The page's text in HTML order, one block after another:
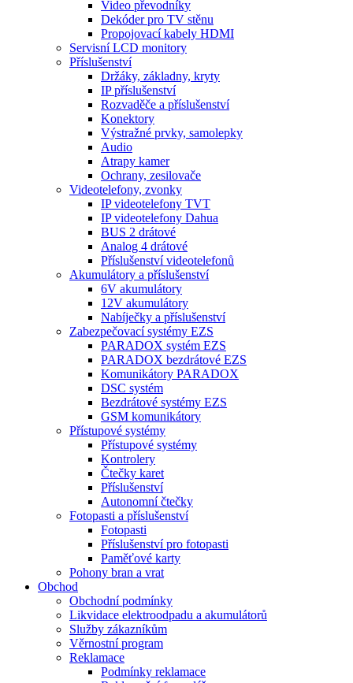
Video převodníky
Dekóder pro TV stěnu
Propojovací kabely HDMI
Servisní LCD monitory
Příslušenství
Držáky, základny, kryty
IP příslušenství
Rozvaděče a příslušenství
Konektory
Výstražné prvky, samolepky
Audio
Atrapy kamer
Ochrany, zesilovače
Videotelefony, zvonky
IP videotelefony TVT
IP videotelefony Dahua
BUS 2 drátové
Analog 4 drátové
Příslušenství videotelefonů
Akumulátory a příslušenství
6V akumulátory
12V akumulátory
Nabíječky a příslušenství
Zabezpečovací systémy EZS
PARADOX systém EZS
PARADOX bezdrátové EZS
Komunikátory PARADOX
DSC systém
Bezdrátové systémy EZS
GSM komunikátory
Přístupové systémy
Přístupové systémy
Kontrolery
Čtečky karet
Příslušenství
Autonomní čtečky
Fotopasti a příslušenství
Fotopasti
Příslušenství pro fotopasti
Paměťové karty
Pohony bran a vrat
Obchod
Obchodní podmínky
Likvidace elektroodpadu a akumulátorů
Služby zákazníkům
Věrnostní program
Reklamace
Podmínky reklamace